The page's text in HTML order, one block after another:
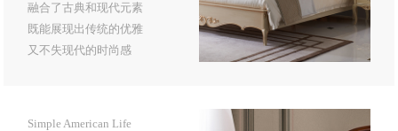
融合了古典和现代元素
既能展现出传统的优雅
又不失现代的时尚感
Simple American Life